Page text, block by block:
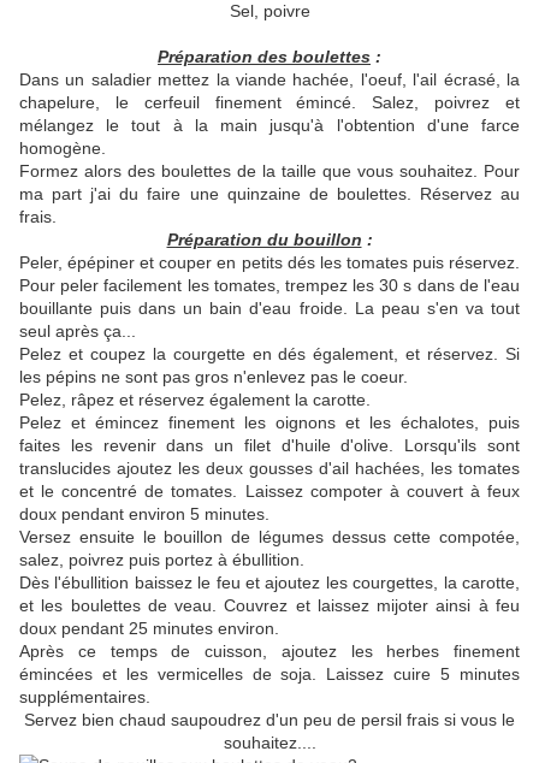
Sel, poivre
Préparation des boulettes :
Dans un saladier mettez la viande hachée, l'oeuf, l'ail écrasé, la
chapelure, le cerfeuil finement émincé. Salez, poivrez et
mélangez le tout à la main jusqu'à l'obtention d'une farce
homogène.
Formez alors des boulettes de la taille que vous souhaitez. Pour
ma part j'ai du faire une quinzaine de boulettes. Réservez au
frais.
Préparation du bouillon :
Peler, épépiner et couper en petits dés les tomates puis réservez.
Pour peler facilement les tomates, trempez les 30 s dans de l'eau
bouillante puis dans un bain d'eau froide. La peau s'en va tout
seul après ça...
Pelez et coupez la courgette en dés également, et réservez. Si
les pépins ne sont pas gros n'enlevez pas le coeur.
Pelez, râpez et réservez également la carotte.
Pelez et émincez finement les oignons et les échalotes, puis
faites les revenir dans un filet d'huile d'olive. Lorsqu'ils sont
translucides ajoutez les deux gousses d'ail hachées, les tomates
et le concentré de tomates. Laissez compoter à couvert à feux
doux pendant environ 5 minutes.
Versez ensuite le bouillon de légumes dessus cette compotée,
salez, poivrez puis portez à ébullition.
Dès l'ébullition baissez le feu et ajoutez les courgettes, la carotte,
et les boulettes de veau. Couvrez et laissez mijoter ainsi à feu
doux pendant 25 minutes environ.
Après ce temps de cuisson, ajoutez les herbes finement
émincées et les vermicelles de soja. Laissez cuire 5 minutes
supplémentaires.
Servez bien chaud saupoudrez d'un peu de persil frais si vous le
souhaitez....